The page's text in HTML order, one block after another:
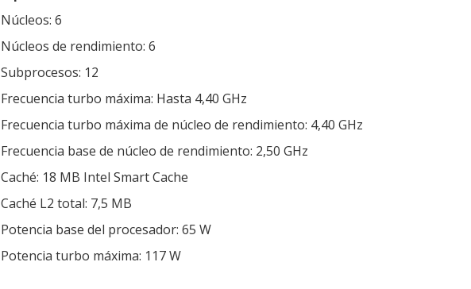
Núcleos: 6
Núcleos de rendimiento: 6
Subprocesos: 12
Frecuencia turbo máxima: Hasta 4,40 GHz
Frecuencia turbo máxima de núcleo de rendimiento: 4,40 GHz
Frecuencia base de núcleo de rendimiento: 2,50 GHz
Caché: 18 MB Intel Smart Cache
Caché L2 total: 7,5 MB
Potencia base del procesador: 65 W
Potencia turbo máxima: 117 W